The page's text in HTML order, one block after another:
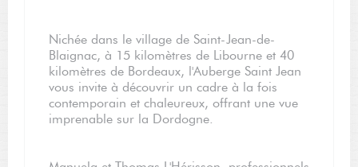
Nichée dans le village de Saint-Jean-de-
Blaignac, à 15 kilomètres de Libourne et 40
kilomètres de Bordeaux, l'Auberge Saint Jean
vous invite à découvrir un cadre à la fois
contemporain et chaleureux, offrant une vue
imprenable sur la Dordogne.